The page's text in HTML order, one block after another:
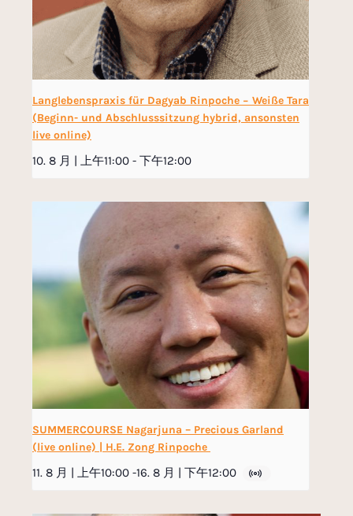
Langlebenspraxis für Dagyab Rinpoche − Weiße Tara
(Beginn- und Abschlusssitzung hybrid, ansonsten
live online)
10. 8 月 | 上午11:00 - 下午12:00
SUMMERCOURSE Nagarjuna – Precious Garland
(live online) | H.E. Zong Rinpoche
11. 8 月 | 上午10:00 -16. 8 月 | 下午12:00